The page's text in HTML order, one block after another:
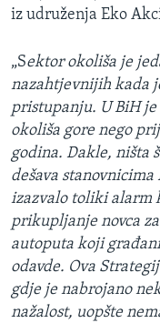
iz udruženja Eko
„Sektor okoliša je
nazahtjevnijih kada
pristupanju. U BiH je
okoliša gore nego
godina. Dakle, ništa
dešava stanovnicima
izazvalo toliki alarm
prikupljanje novca
autoputa koji
odavde. Ova
gdje je nabrojano
nažalost, uopšte